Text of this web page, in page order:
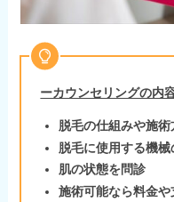
ーカウンセリングの内
脱毛の仕組みや施術
脱毛に使用する機械
肌の状態を問診
施術可能なら料金や